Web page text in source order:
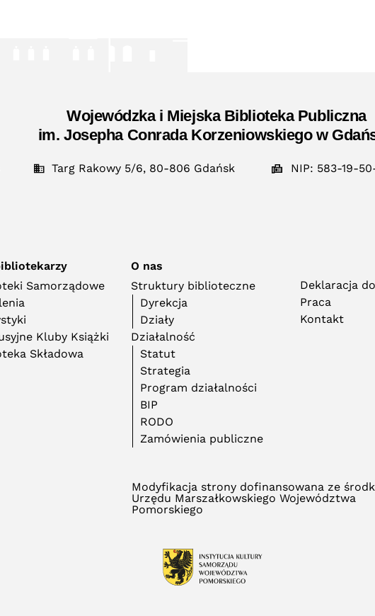
Wojewódzka i Miejska Biblioteka Publiczna
im. Josepha Conrada Korzeniowskiego w
Targ Rakowy 5/6, 80-806 Gdańsk NIP: 583-19-
Samorządowe
Kluby Książki
Składowa
O nas
Struktury biblioteczne
Dyrekcja
Działy
Działalność
Statut
Strategia
Program działalności
BIP
RODO
Zamówienia publiczne
Deklaracja
Praca
Kontakt
Modyfikacja strony dofinansowana ze
Urzędu Marszałkowskiego Województwa
Pomorskiego